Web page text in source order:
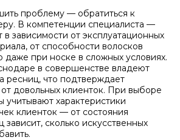
проблему — обратиться к
В компетенции специалиста —
в зависимости от эксплуатационных
от способности волосков
даже при носке в сложных условиях.
в совершенстве владеют
ресниц, что подтверждает
довольных клиенток. При выборе
учитывают характеристики
клиенток — от состояния
зависит, сколько искусственных